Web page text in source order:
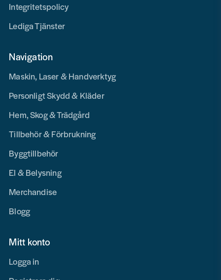
Integritetspolicy
Lediga Tjänster
Navigation
Maskin, Laser & Handverktyg
Personligt Skydd & Kläder
Hem, Skog & Trädgård
Tillbehör & Förbrukning
Byggtillbehör
El & Belysning
Merchandise
Blogg
Mitt konto
Logga in